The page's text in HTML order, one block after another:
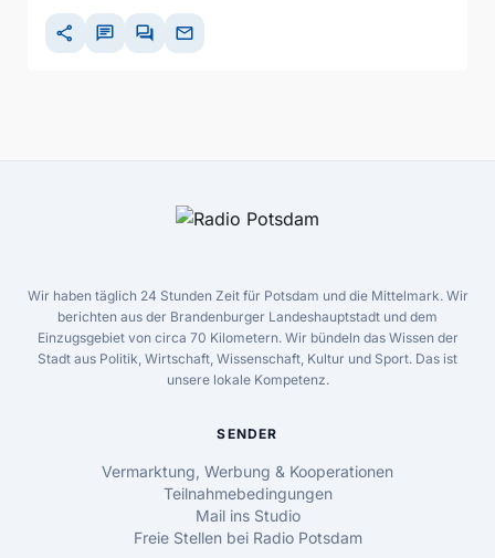
share chat forum mail
Wir haben täglich 24 Stunden Zeit für Potsdam und die Mittelmark. Wir
berichten aus der Brandenburger Landeshauptstadt und dem
Einzugsgebiet von circa 70 Kilometern. Wir bündeln das Wissen der
Stadt aus Politik, Wirtschaft, Wissenschaft, Kultur und Sport. Das ist
unsere lokale Kompetenz.
SENDER
Vermarktung, Werbung & Kooperationen
Teilnahmebedingungen
Mail ins Studio
Freie Stellen bei Radio Potsdam